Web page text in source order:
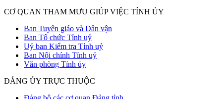
CƠ QUAN THAM MƯU GIÚP VIỆC TỈNH ỦY
Ban Tuyên giáo và Dân vận
Ban Tổ chức Tỉnh uỷ
Uỷ ban Kiểm tra Tỉnh uỷ
Ban Nội chính Tỉnh uỷ
Văn phòng Tỉnh ủy
ĐẢNG ỦY TRỰC THUỘC